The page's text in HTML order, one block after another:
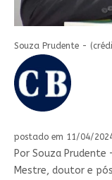
Souza Prudente -
postado em 11/04/
Por Souza
Mestre, doutor e